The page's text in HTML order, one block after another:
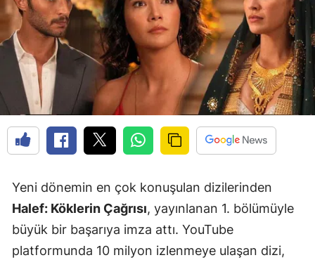
Yeni dönemin en çok konuşulan dizilerinden
Halef: Köklerin Çağrısı, yayınlanan 1. bölümüyle
büyük bir başarıya imza attı. YouTube
platformunda 10 milyon izlenmeye ulaşan dizi,